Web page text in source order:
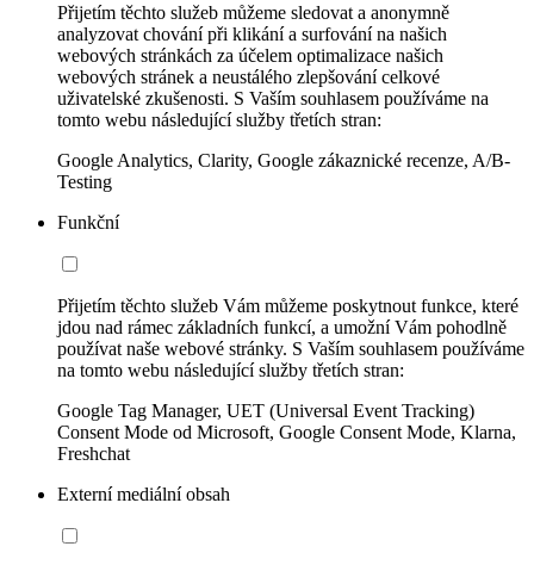
Přijetím těchto služeb můžeme sledovat a anonymně
analyzovat chování při klikání a surfování na našich
webových stránkách za účelem optimalizace našich
webových stránek a neustálého zlepšování celkové
uživatelské zkušenosti. S Vaším souhlasem používáme na
tomto webu následující služby třetích stran:
Google Analytics, Clarity, Google zákaznické recenze, A/B-
Testing
Funkční
Přijetím těchto služeb Vám můžeme poskytnout funkce, které
jdou nad rámec základních funkcí, a umožní Vám pohodlně
používat naše webové stránky. S Vaším souhlasem používáme
na tomto webu následující služby třetích stran:
Google Tag Manager, UET (Universal Event Tracking)
Consent Mode od Microsoft, Google Consent Mode, Klarna,
Freshchat
Externí mediální obsah